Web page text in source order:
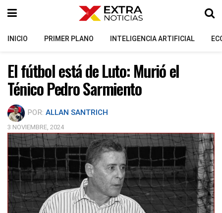
INICIO PRIMER PLANO INTELIGENCIA ARTIFICIAL
El fútbol está de Luto: Murió el
Ténico Pedro Sarmiento
POR: ALLAN SANTRICH
3 NOVIEMBRE, 2024